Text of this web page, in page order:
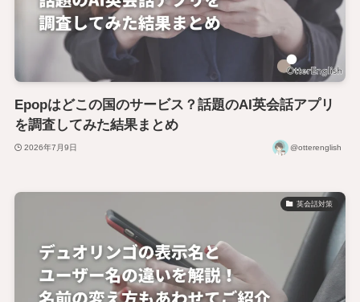
Epopはどこの国のサービス？話題のAI英会話アプリ
を調査してみた結果まとめ
2026年7月9日 @otterenglish
英会話対策